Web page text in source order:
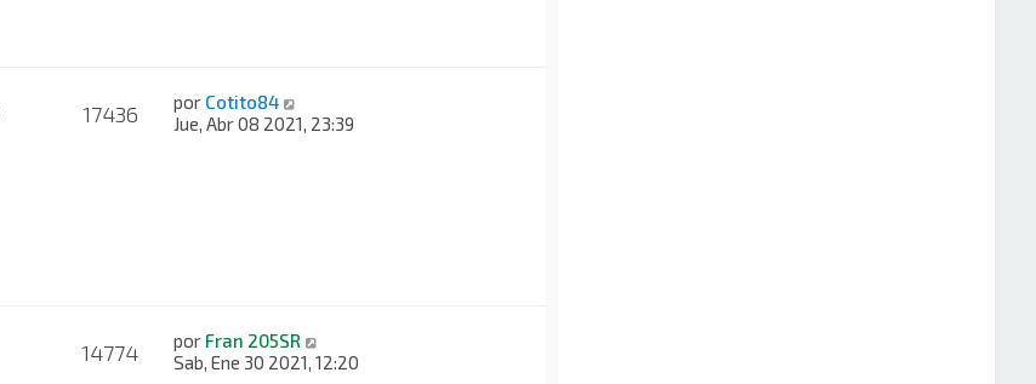
17436 por Cotito84
Jue, Abr 08 2021, 23:39
14774 por Fran 205SR
Sab, Ene 30 2021, 12:20